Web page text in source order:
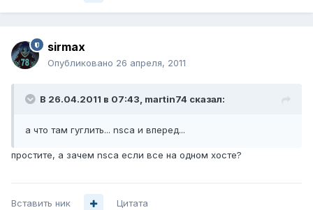
sirmax
Опубликовано 26 апреля, 2011
В 26.04.2011 в 07:43, martin74 сказал:
а что там гуглить... nsca и вперед...
простите, а зачем nsca если все на одном хосте?
Вставить ник Цитата